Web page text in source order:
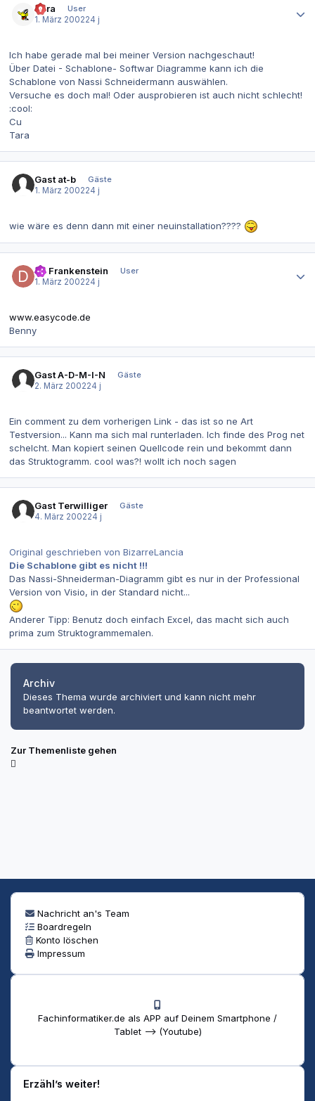
Tara
User
1. März 200224 j
Ich habe gerade mal bei meiner Version nachgeschaut!
Über Datei - Schablone- Softwar Diagramme kann ich die
Schablone von Nassi Schneidermann auswählen.
Versuche es doch mal! Oder ausprobieren ist auch nicht schlecht!
:cool:
Cu
Tara
Gast at-b
Gäste
1. März 200224 j
wie wäre es denn dann mit einer neuinstallation????
Dr. Frankenstein
User
1. März 200224 j
www.easycode.de
Benny
Gast A-D-M-I-N
Gäste
2. März 200224 j
Ein comment zu dem vorherigen Link - das ist so ne Art
Testversion... Kann ma sich mal runterladen. Ich finde des Prog net
schelcht. Man kopiert seinen Quellcode rein und bekommt dann
das Struktogramm. cool was?! wollt ich noch sagen
Gast Terwilliger
Gäste
4. März 200224 j
Original geschrieben von BizarreLancia
Die Schablone gibt es nicht !!!
Das Nassi-Shneiderman-Diagramm gibt es nur in der Professional
Version von Visio, in der Standard nicht...
Anderer Tipp: Benutz doch einfach Excel, das macht sich auch
prima zum Struktogrammemalen.
Archiv
Dieses Thema wurde archiviert und kann nicht mehr
beantwortet werden.
Zur Themenliste gehen
Nachricht an's Team
Boardregeln
Konto löschen
Impressum
Fachinformatiker.de als APP auf Deinem Smartphone /
Tablet --> (Youtube)
Erzähl’s weiter!